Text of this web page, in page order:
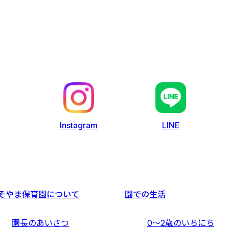
Instagram LINE
やま保育園について
園長のあいさつ
園での生活
0〜2歳のいちにち